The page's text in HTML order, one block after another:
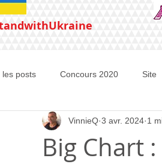
les posts Concours 2020 Site
Concours 2021 Concours 2022
Big Chart
VinnieQ 3 avr. 2024 1